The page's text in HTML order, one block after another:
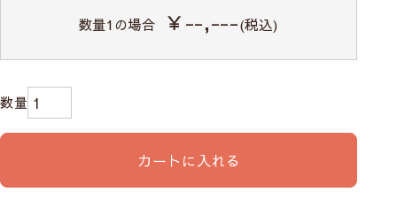
数量1の場合 ￥--,---(税込)
カートに入れる